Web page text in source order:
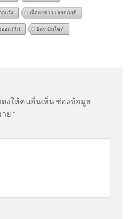
อแว้ง เนื้อหาข่าว ปลอดภัยดี
ออน (กิ่ง) อิศราอินไซด์
onพ่อผู้ก่อเหตุ ขอโทษสังคม |
งให้คนอื่นเห็น ช่องข้อมูล
ย *